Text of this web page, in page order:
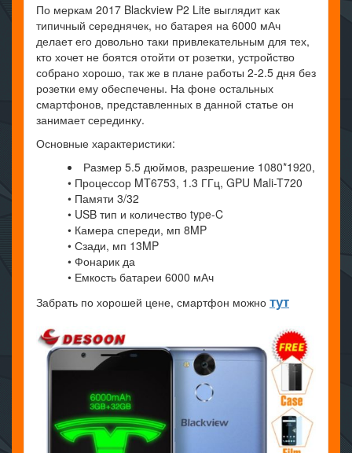
По меркам 2017 Blackview P2 Lite выглядит как
типичный середнячек, но батарея на 6000 мАч
делает его довольно таки привлекательным для тех,
кто хочет не боятся отойти от розетки, устройство
собрано хорошо, так же в плане работы 2-2.5 дня без
розетки ему обеспечены. На фоне остальных
смартфонов, представленных в данной статье он
занимает серединку.
Основные характеристики:
Размер 5.5 дюймов, разрешение 1080*1920,
• Процессор MT6753, 1.3 ГГц, GPU Mali-T720
• Памяти 3/32
• USB тип и количество type-C
• Камера спереди, мп 8MP
• Сзади, мп 13MP
• Фонарик да
• Емкость батареи 6000 мАч
Забрать по хорошей цене, смартфон можно тут